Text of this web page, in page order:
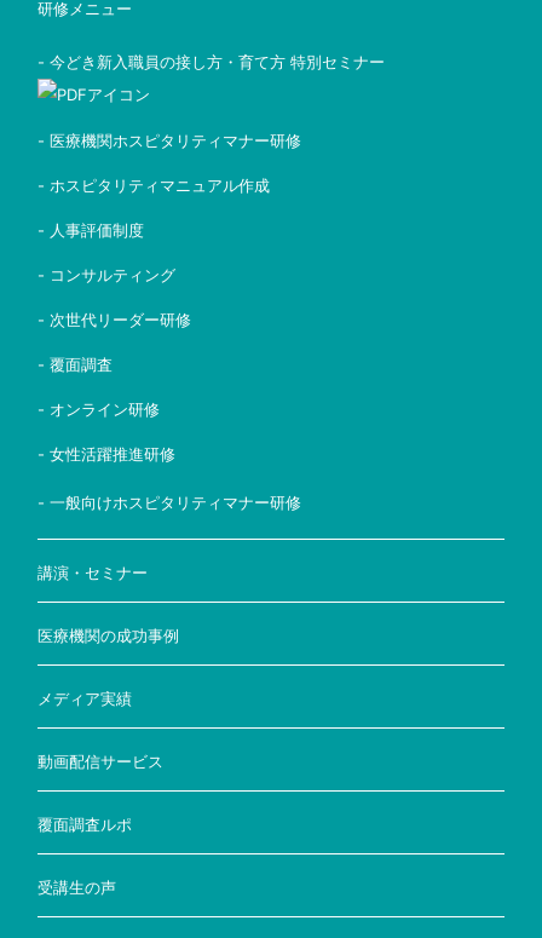
研修メニュー
- 今どき新入職員の接し方・育て方 特別セミナー
- 医療機関ホスピタリティマナー研修
- ホスピタリティマニュアル作成
- 人事評価制度
- コンサルティング
- 次世代リーダー研修
- 覆面調査
- オンライン研修
- 女性活躍推進研修
- 一般向けホスピタリティマナー研修
講演・セミナー
医療機関の成功事例
メディア実績
動画配信サービス
覆面調査ルポ
受講生の声